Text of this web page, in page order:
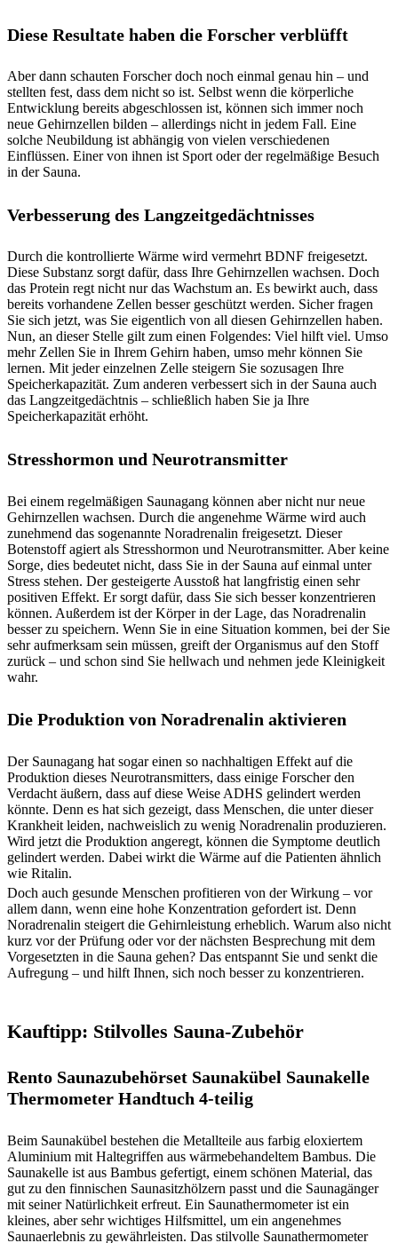
Diese Resultate haben die Forscher verblüfft
Aber dann schauten Forscher doch noch einmal genau hin – und
stellten fest, dass dem nicht so ist. Selbst wenn die körperliche
Entwicklung bereits abgeschlossen ist, können sich immer noch
neue Gehirnzellen bilden – allerdings nicht in jedem Fall. Eine
solche Neubildung ist abhängig von vielen verschiedenen
Einflüssen. Einer von ihnen ist Sport oder der regelmäßige Besuch
in der Sauna.
Verbesserung des Langzeitgedächtnisses
Durch die kontrollierte Wärme wird vermehrt BDNF freigesetzt.
Diese Substanz sorgt dafür, dass Ihre Gehirnzellen wachsen. Doch
das Protein regt nicht nur das Wachstum an. Es bewirkt auch, dass
bereits vorhandene Zellen besser geschützt werden. Sicher fragen
Sie sich jetzt, was Sie eigentlich von all diesen Gehirnzellen haben.
Nun, an dieser Stelle gilt zum einen Folgendes: Viel hilft viel. Umso
mehr Zellen Sie in Ihrem Gehirn haben, umso mehr können Sie
lernen. Mit jeder einzelnen Zelle steigern Sie sozusagen Ihre
Speicherkapazität. Zum anderen verbessert sich in der Sauna auch
das Langzeitgedächtnis – schließlich haben Sie ja Ihre
Speicherkapazität erhöht.
Stresshormon und Neurotransmitter
Bei einem regelmäßigen Saunagang können aber nicht nur neue
Gehirnzellen wachsen. Durch die angenehme Wärme wird auch
zunehmend das sogenannte Noradrenalin freigesetzt. Dieser
Botenstoff agiert als Stresshormon und Neurotransmitter. Aber keine
Sorge, dies bedeutet nicht, dass Sie in der Sauna auf einmal unter
Stress stehen. Der gesteigerte Ausstoß hat langfristig einen sehr
positiven Effekt. Er sorgt dafür, dass Sie sich besser konzentrieren
können. Außerdem ist der Körper in der Lage, das Noradrenalin
besser zu speichern. Wenn Sie in eine Situation kommen, bei der Sie
sehr aufmerksam sein müssen, greift der Organismus auf den Stoff
zurück – und schon sind Sie hellwach und nehmen jede Kleinigkeit
wahr.
Die Produktion von Noradrenalin aktivieren
Der Saunagang hat sogar einen so nachhaltigen Effekt auf die
Produktion dieses Neurotransmitters, dass einige Forscher den
Verdacht äußern, dass auf diese Weise ADHS gelindert werden
könnte. Denn es hat sich gezeigt, dass Menschen, die unter dieser
Krankheit leiden, nachweislich zu wenig Noradrenalin produzieren.
Wird jetzt die Produktion angeregt, können die Symptome deutlich
gelindert werden. Dabei wirkt die Wärme auf die Patienten ähnlich
wie Ritalin.
Doch auch gesunde Menschen profitieren von der Wirkung – vor
allem dann, wenn eine hohe Konzentration gefordert ist. Denn
Noradrenalin steigert die Gehirnleistung erheblich. Warum also nicht
kurz vor der Prüfung oder vor der nächsten Besprechung mit dem
Vorgesetzten in die Sauna gehen? Das entspannt Sie und senkt die
Aufregung – und hilft Ihnen, sich noch besser zu konzentrieren.
Kauftipp: Stilvolles Sauna-Zubehör
Rento Saunazubehörset Saunakübel Saunakelle
Thermometer Handtuch 4-teilig
Beim Saunakübel bestehen die Metallteile aus farbig eloxiertem
Aluminium mit Haltegriffen aus wärmebehandeltem Bambus. Die
Saunakelle ist aus Bambus gefertigt, einem schönen Material, das
gut zu den finnischen Saunasitzhölzern passt und die Saunagänger
mit seiner Natürlichkeit erfreut. Ein Saunathermometer ist ein
kleines, aber sehr wichtiges Hilfsmittel, um ein angenehmes
Saunaerlebnis zu gewährleisten. Das stilvolle Saunathermometer